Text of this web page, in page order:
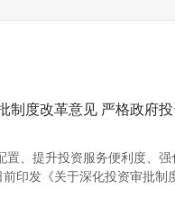
制度改革意见 严格政府
、提升投资服务便利度、
印发《关于深化投资审批制